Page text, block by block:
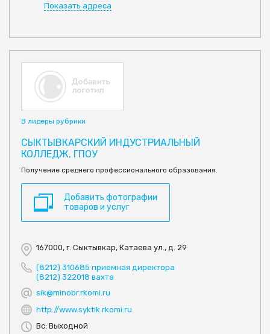
Показать адреса
В лидеры рубрики
СЫКТЫВКАРСКИЙ ИНДУСТРИАЛЬНЫЙ
КОЛЛЕДЖ, ГПОУ
Получение среднего профессионального образования.
Добавить фотографии
товаров и услуг
167000, г. Сыктывкар, Катаева ул., д. 29
(8212) 310685 приемная директора
(8212) 322018 вахта
sik@minobr.rkomi.ru
http://www.syktik.rkomi.ru
Вс: Выходной